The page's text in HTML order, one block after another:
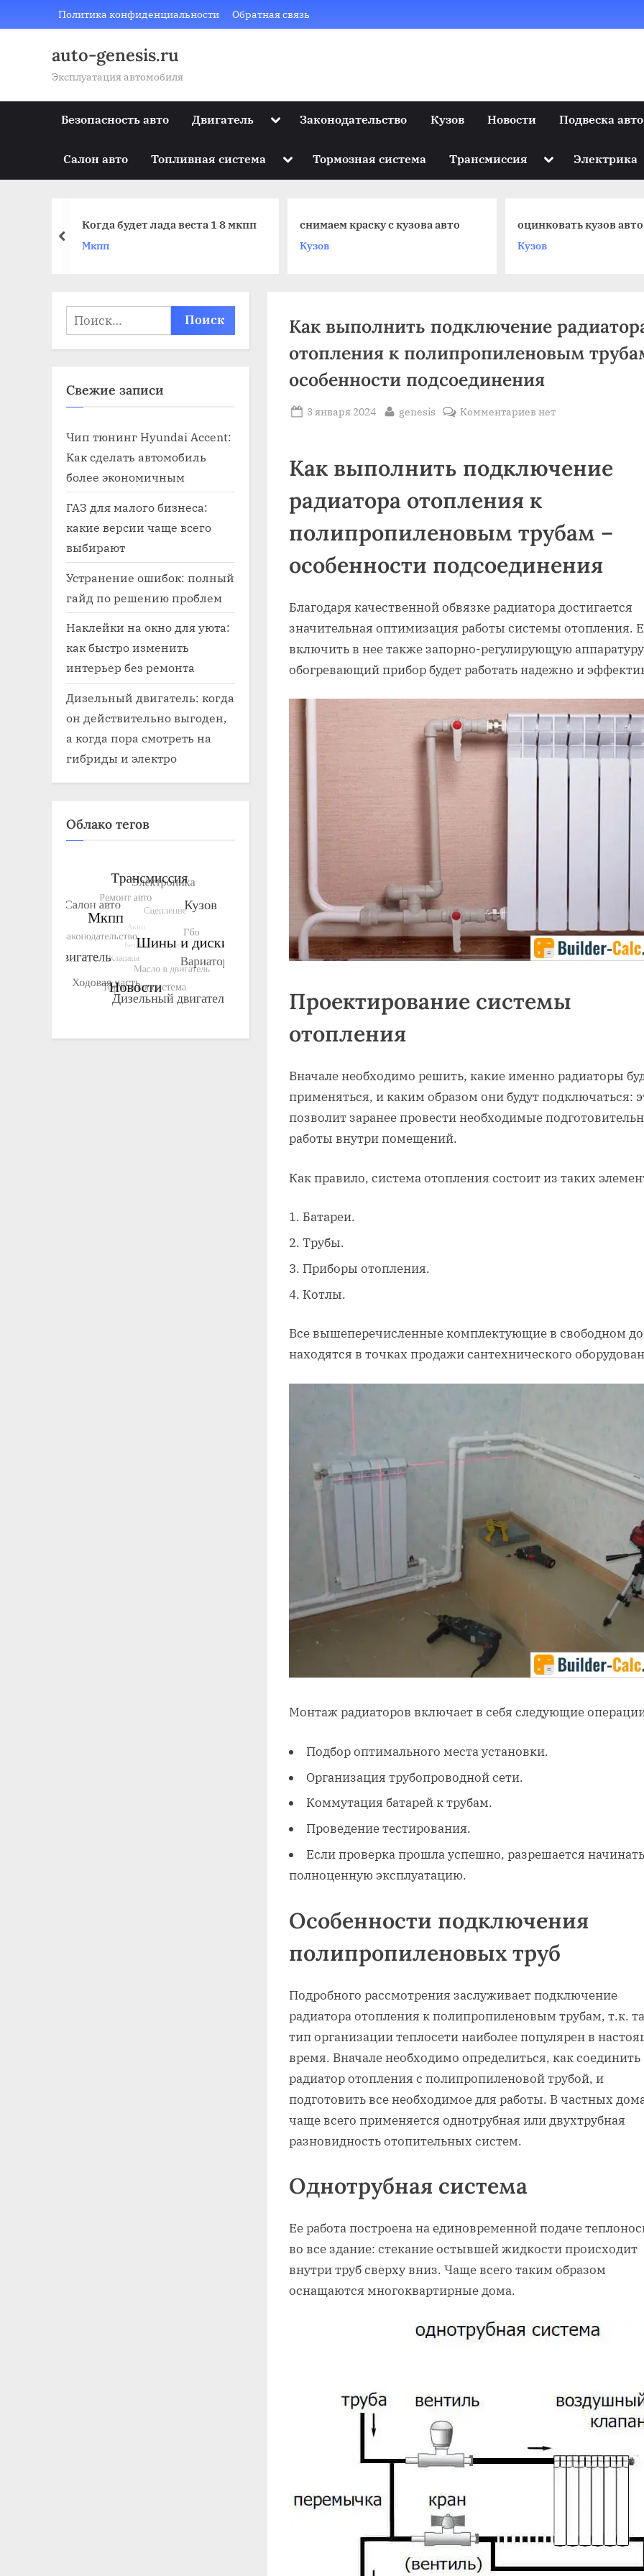
to
Политика конфиденциальности Обратная связь
auto-genesis.ru
Эксплуатация автомобиля
Безопасность авто Двигатель ToggleЗаконодательство Кузов Новости Подвеска авто
Салон авто Топливная система Toggle
menu
Тормозная система Трансмиссия Toggle
menu
Электрика
Когда будет лада веста 1 8 мкпп
Мкпп
снимаем краску с кузова авто
Кузов
оцинковать кузов
Кузов
prev
Как выполнить подключение
отопления к полипропиленовым
особенности подсоединения
Posted
3 января 2024 By
genesis Комментариев к
выполнить
радиатора
к
трубам
особенности
подсоединения
нет
Как выполнить подключение
радиатора отопления к
полипропиленовым трубам –
особенности подсоединения
Благодаря качественной обвязке радиатора достигается
значительная оптимизация работы системы отопления.
включить в нее также запорно-регулирующую
обогревающий прибор будет работать надежно и
Проектирование системы
отопления
Вначале необходимо решить, какие именно радиаторы
применяться, и каким образом они будут подключаться:
позволит заранее провести необходимые
работы внутри помещений.
Как правило, система отопления состоит из таких
Батареи.
Трубы.
Приборы отопления.
Котлы.
Все вышеперечисленные комплектующие в свободном
находятся в точках продажи сантехнического
Монтаж радиаторов включает в себя следующие
Подбор оптимального места установки.
Организация трубопроводной сети.
Коммутация батарей к трубам.
Проведение тестирования.
Если проверка прошла успешно, разрешается начинать
полноценную эксплуатацию.
Особенности подключения
полипропиленовых труб
Подробного рассмотрения заслуживает подключение
радиатора отопления к полипропиленовым трубам, т.к.
тип организации теплосети наиболее популярен в
время. Вначале необходимо определиться, как соединить
радиатор отопления с полипропиленовой трубой, и
подготовить все необходимое для работы. В частных
чаще всего применяется однотрубная или двухтрубная
разновидность отопительных систем.
Однотрубная система
Ее работа построена на единовременной подаче
во все здание: стекание остывшей жидкости происходит
внутри труб сверху вниз. Чаще всего таким образом
оснащаются многоквартирные дома.
Найти:
Свежие записи
Чип тюнинг Hyundai Accent:
Как сделать автомобиль
более экономичным
ГАЗ для малого бизнеса:
какие версии чаще всего
выбирают
Устранение ошибок: полный
гайд по решению проблем
Наклейки на окно для уюта:
как быстро изменить
интерьер без ремонта
Дизельный двигатель: когда
он действительно выгоден,
а когда пора смотреть на
гибриды и электро
Облако тегов